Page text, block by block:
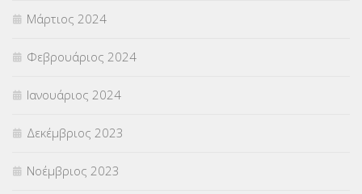
Μάρτιος 2024
Φεβρουάριος 2024
Ιανουάριος 2024
Δεκέμβριος 2023
Νοέμβριος 2023